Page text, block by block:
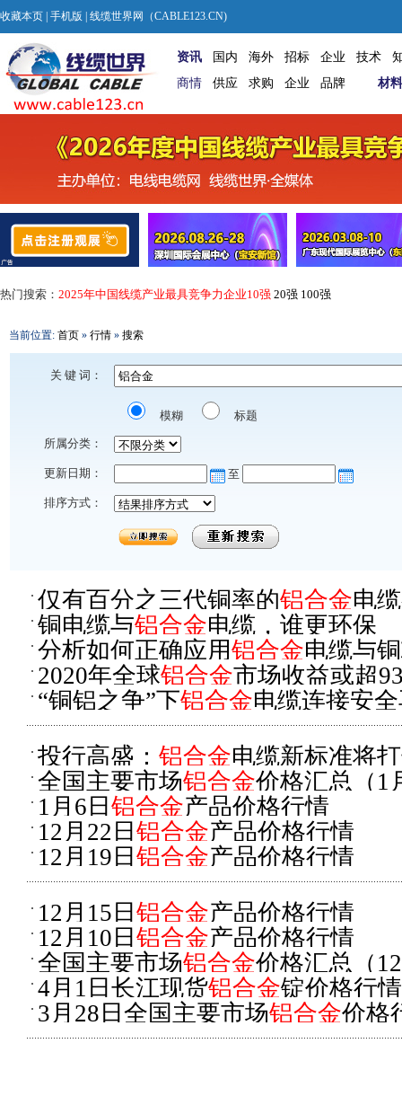
收藏本页 手机版 | 线缆世界网（CABLE123.CN)
资讯 国内 海外 招标 企业 技术
商情
供应 求购 企业 品牌 材料
热门搜索： 2025年中国线缆产业最具竞争力企业10强 20强 100强
当前位置: 首页 » 行情 » 搜索
关 键 词：
模糊 标题
所属分类：
更新日期： 至
排序方式：
仅有百分之三代铜率的铝合金电
铜电缆与铝合金电缆，谁更环保
分析如何正确应用铝合金电缆与
2020年全球铝合金市场收益或超
“铜铝之争”下铝合金电缆连接安
投行高盛： 铝合金电缆新标准将
求
全国主要市场铝合金价格汇总（1
1月6日 铝合金产品价格行情
12月22日 铝合金产品价格行情
12月19日 铝合金产品价格行情
12月15日 铝合金产品价格行情
12月10日 铝合金产品价格行情
全国主要市场铝合金价格汇总（
4月1日长江现货铝合金锭价格行情
3月28日全国主要市场铝合金价格